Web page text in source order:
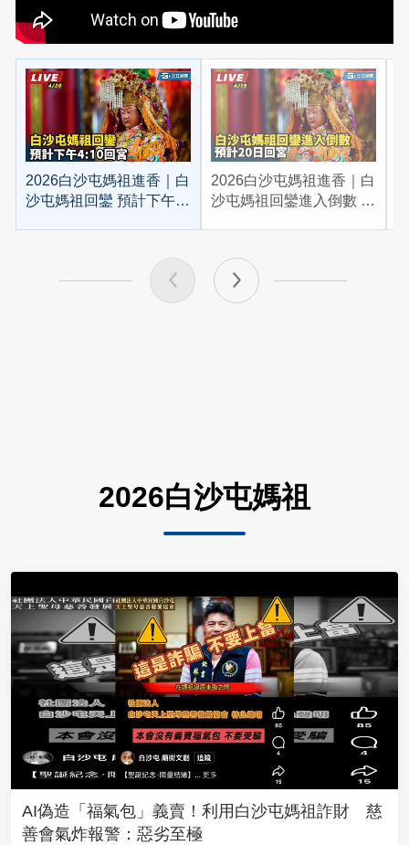
2026白沙屯媽祖進香｜白
沙屯媽祖回鑾 預計下午
2026白沙屯媽祖進香｜白
沙屯媽祖回鑾進入倒數 預
2026白沙屯媽祖
AI偽造「福氣包」義賣！利用白沙屯媽祖詐財 慈
善會氣炸報警：惡劣至極